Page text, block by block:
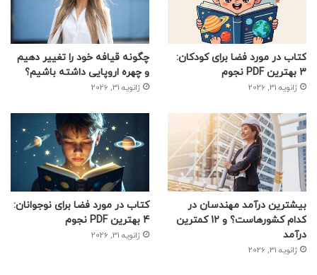
کتاب در مورد فضا برای کودکان:
3 بهترین PDF نجوم
ژانویه 31, 2026
چگونه قیافه خود را تغییر دهیم
و چهره اروپایی داشته باشیم؟
ژانویه 31, 2026
بیشترین درآمد مهندسان در
کدام کشورهاست؟ و 12 کمترین
درآمد
ژانویه 31, 2026
کتاب در مورد فضا برای نوجوانان:
4 بهترین PDF نجوم
ژانویه 31, 2026